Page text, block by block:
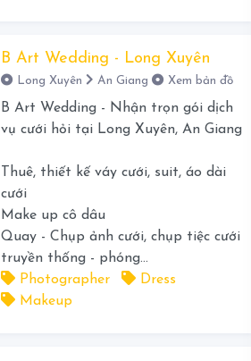
B Art Wedding - Long Xuyên
Long Xuyên An Giang Xem bản đồ
B Art Wedding - Nhận trọn gói dịch
vụ cưới hỏi tại Long Xuyên, An Giang
Thuê, thiết kế váy cưới, suit, áo dài
cưới
Make up cô dâu
Quay - Chụp ảnh cưới, chụp tiệc cưới
truyền thống - phóng...
Photographer
Dress
Makeup